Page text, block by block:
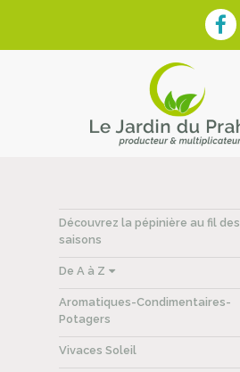
Découvrez la pépinière au fil des
saisons
De A à Z
Aromatiques-Condimentaires-
Potagers
Vivaces Soleil